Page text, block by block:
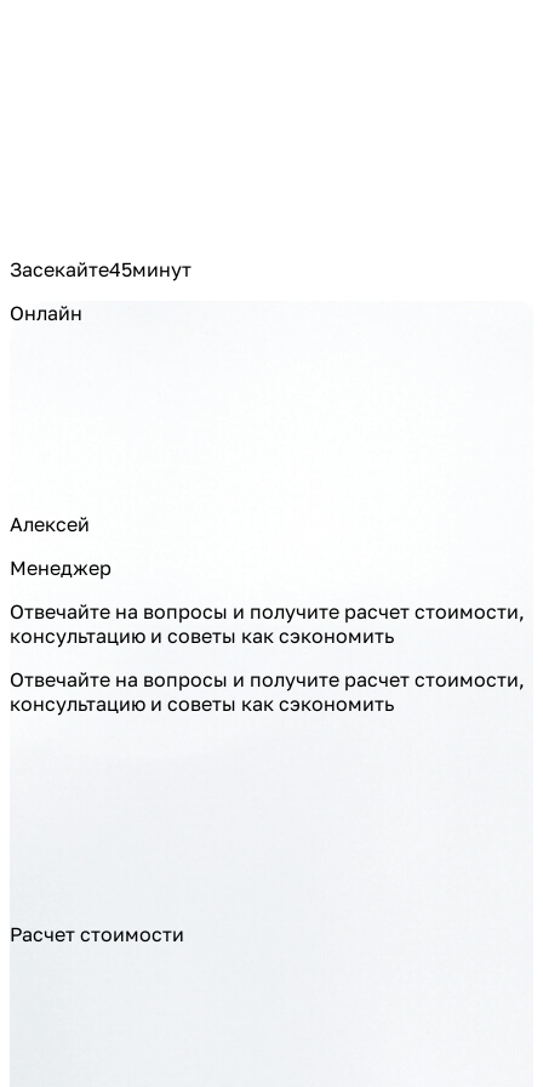
Засекайте45минут
Онлайн
Алексей
Менеджер
Отвечайте на вопросы и получите расчет стоимости,
консультацию и советы как сэкономить
Отвечайте на вопросы и получите расчет стоимости,
консультацию и советы как сэкономить
Расчет стоимости